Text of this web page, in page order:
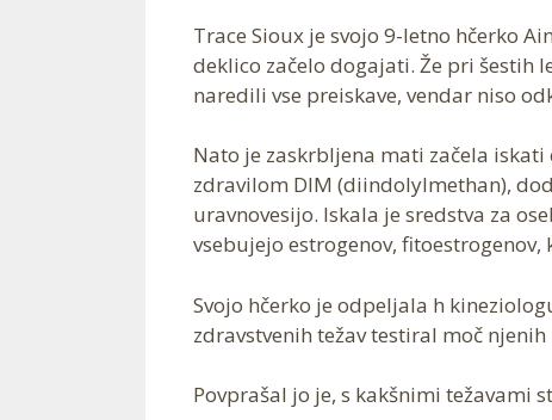
Trace Sioux je svojo 9-letno hčerko
deklico začelo dogajati. Že pri šestih
naredili vse preiskave, vendar niso
Nato je zaskrbljena mati začela
zdravilom DIM (diindolylmethan),
uravnovesijo. Iskala je sredstva za
vsebujejo estrogenov,
Svojo hčerko je odpeljala h
zdravstvenih težav testiral moč njenih
Povprašal jo je, s kakšnimi težavami